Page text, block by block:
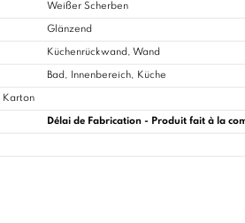
Weißer Scherben
Glänzend
Küchenrückwand, Wand
Bad, Innenbereich, Küche
Karton
Délai de Fabrication - Produit fait à la